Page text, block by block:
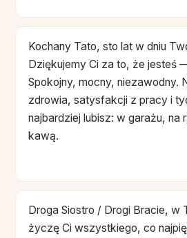
Kochany Tato, sto lat w dniu
Dziękujemy Ci za to, że jesteś
Spokojny, mocny, niezawodny.
zdrowia, satysfakcji z pracy i
najbardziej lubisz: w garażu, na
kawą.
Droga Siostro / Drogi Bracie, w
życzę Ci wszystkiego, co